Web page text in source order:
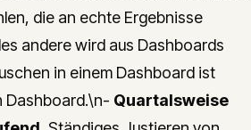
die an echte Ergebnisse
andere wird aus Dashboards
in einem Dashboard ist
Dashboard.\n- Quartalsweise